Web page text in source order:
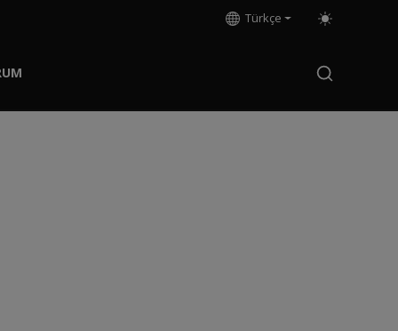
Türkçe